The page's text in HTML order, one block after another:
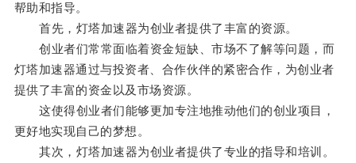
帮助和指导。
首先，灯塔加速器为创业者提供了丰富的资源。
创业者们常常面临着资金短缺、市场不了解等问题，而
灯塔加速器通过与投资者、合作伙伴的紧密合作，为创业者
提供了丰富的资金以及市场资源。
这使得创业者们能够更加专注地推动他们的创业项目，
更好地实现自己的梦想。
其次，灯塔加速器为创业者提供了专业的指导和培训。